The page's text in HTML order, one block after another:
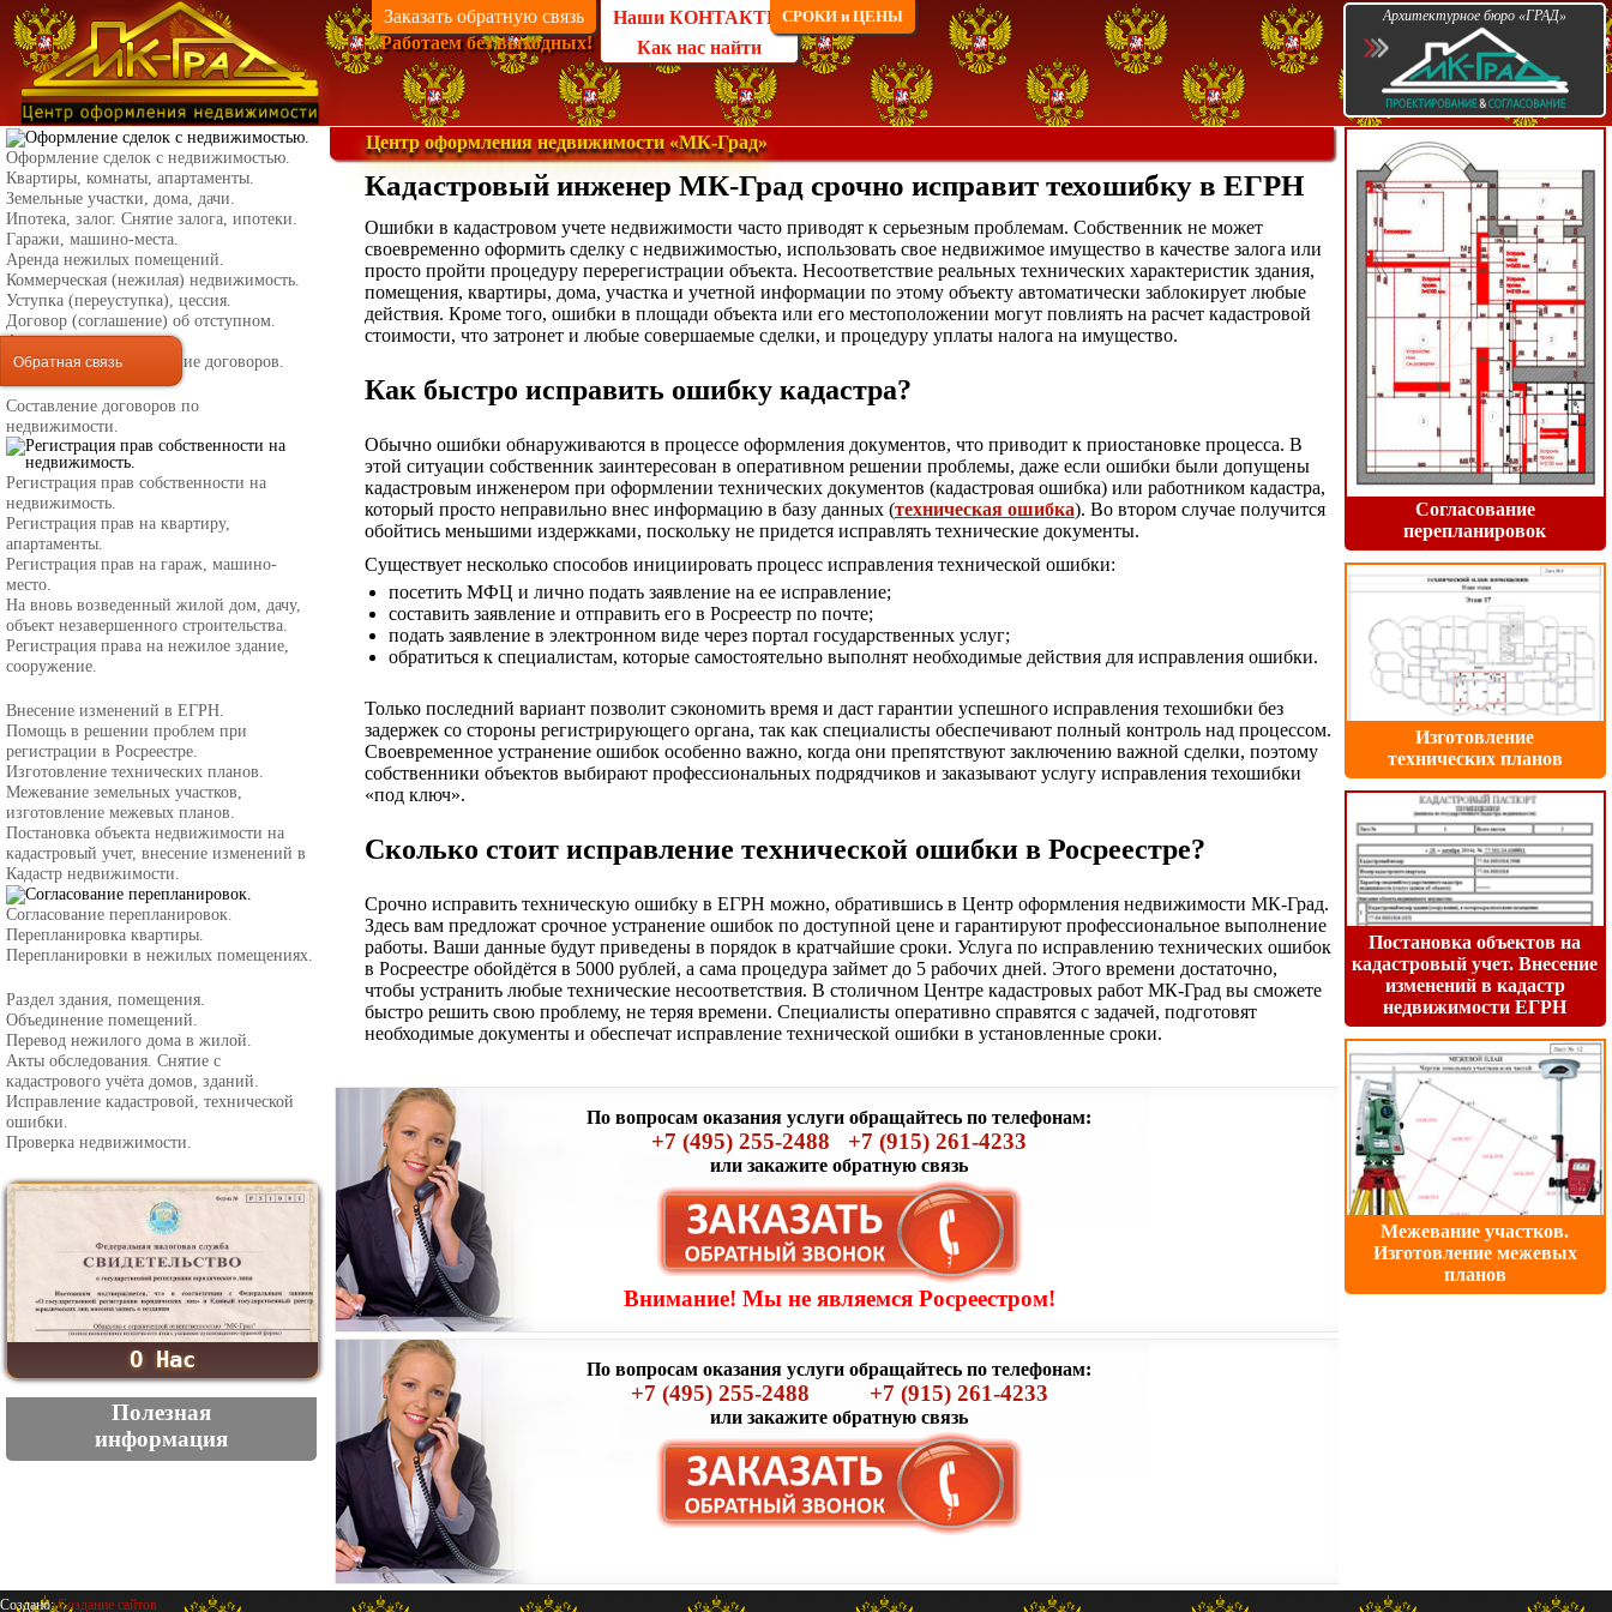
Заказать обратную связь
Работаем без выходных!
Наши КОНТАКТЫ
Как нас найти
СРОКИ и ЦЕНЫ Архитектурное бюро «ГРАД»
Центр оформления недвижимости «МК-Град»
Кадастровый инженер МК-Град срочно исправит техошибку в ЕГРН
Ошибки в кадастровом учете недвижимости часто приводят к серьезным проблемам. Собственник не может
своевременно оформить сделку с недвижимостью, использовать свое недвижимое имущество в качестве залога или
просто пройти процедуру перерегистрации объекта. Несоответствие реальных технических характеристик здания,
помещения, квартиры, дома, участка и учетной информации по этому объекту автоматически заблокирует любые
действия. Кроме того, ошибки в площади объекта или его местоположении могут повлиять на расчет кадастровой
стоимости, что затронет и любые совершаемые сделки, и процедуру уплаты налога на имущество.
Как быстро исправить ошибку кадастра?
Обычно ошибки обнаруживаются в процессе оформления документов, что приводит к приостановке процесса. В
этой ситуации собственник заинтересован в оперативном решении проблемы, даже если ошибки были допущены
кадастровым инженером при оформлении технических документов (кадастровая ошибка) или работником кадастра,
который просто неправильно внес информацию в базу данных (техническая ошибка). Во втором случае получится
обойтись меньшими издержками, поскольку не придется исправлять технические документы.
Существует несколько способов инициировать процесс исправления технической ошибки:
посетить МФЦ и лично подать заявление на ее исправление;
составить заявление и отправить его в Росреестр по почте;
подать заявление в электронном виде через портал государственных услуг;
обратиться к специалистам, которые самостоятельно выполнят необходимые действия для исправления ошибки.
Только последний вариант позволит сэкономить время и даст гарантии успешного исправления техошибки без
задержек со стороны регистрирующего органа, так как специалисты обеспечивают полный контроль над процессом.
Своевременное устранение ошибок особенно важно, когда они препятствуют заключению важной сделки, поэтому
собственники объектов выбирают профессиональных подрядчиков и заказывают услугу исправления техошибки
«под ключ».
Сколько стоит исправление технической ошибки в Росреестре?
Срочно исправить техническую ошибку в ЕГРН можно, обратившись в Центр оформления недвижимости МК-Град.
Здесь вам предложат срочное устранение ошибок по доступной цене и гарантируют профессиональное выполнение
работы. Ваши данные будут приведены в порядок в кратчайшие сроки. Услуга по исправлению технических ошибок
в Росреестре обойдётся в 5000 рублей, а сама процедура займет до 5 рабочих дней. Этого времени достаточно,
чтобы устранить любые технические несоответствия. В столичном Центре кадастровых работ МК-Град вы сможете
быстро решить свою проблему, не теряя времени. Специалисты оперативно справятся с задачей, подготовят
необходимые документы и обеспечат исправление технической ошибки в установленные сроки.
По вопросам оказания услуги обращайтесь по телефонам:
+7 (495) 255-2488 +7 (915) 261-4233
или закажите обратную связь
Внимание! Мы не являемся Росреестром!
По вопросам оказания услуги обращайтесь по телефонам:
+7 (495) 255-2488 +7 (915) 261-4233
или закажите обратную связь
Оформление сделок с недвижимостью.
Квартиры, комнаты, апартаменты.
Земельные участки, дома, дачи.
Ипотека, залог. Снятие залога, ипотеки.
Гаражи, машино-места.
Аренда нежилых помещений.
Коммерческая (нежилая) недвижимость.
Уступка (переуступка), цессия.
Договор (соглашение) об отступном.
Альтернативная сделка.
Нотариальное оформление договоров.
Составление договоров по
недвижимости.
Регистрация прав собственности на
недвижимость.
Регистрация прав на квартиру,
апартаменты.
Регистрация прав на гараж, машино-
место.
На вновь возведенный жилой дом, дачу,
объект незавершенного строительства.
Регистрация права на нежилое здание,
сооружение.
Внесение изменений в ЕГРН.
Помощь в решении проблем при
регистрации в Росреестре.
Изготовление технических планов.
Межевание земельных участков,
изготовление межевых планов.
Постановка объекта недвижимости на
кадастровый учет, внесение изменений в
Кадастр недвижимости.
Согласование перепланировок.
Перепланировка квартиры.
Перепланировки в нежилых помещениях.
Раздел здания, помещения.
Объединение помещений.
Перевод нежилого дома в жилой.
Акты обследования. Снятие с
кадастрового учёта домов, зданий.
Исправление кадастровой, технической
ошибки.
Проверка недвижимости.
О Нас
Полезная
информация
Согласование
перепланировок
Изготовление
технических планов
Постановка объектов на
кадастровый учет. Внесение
изменений в кадастр
недвижимости ЕГРН
Межевание участков.
Изготовление межевых
планов
Создано:Создание сайтов
Обратная связь